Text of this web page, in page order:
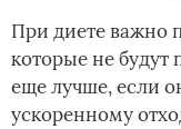
При диете важно
которые не будут
еще лучше, если
ускоренному